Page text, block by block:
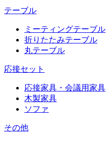
テーブル
ミーティングテーブル
折りたたみテーブル
丸テーブル
応接セット
応接家具・会議用家具
木製家具
ソファ
その他